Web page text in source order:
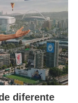
diferente